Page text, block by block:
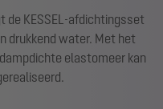
de KESSEL-afdichtingsset
drukkend water. Met het
elastomeer kan